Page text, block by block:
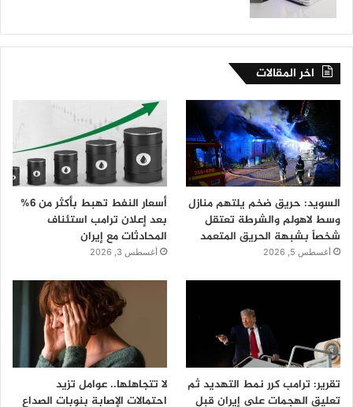
اخر المقالات
السويد: حريق ضخم يلتهم منازل
وسط لاهولم والشرطة تعتقل
شخصاً بشبهة الحريق المتعمد
أغسطس 5, 2026
أسعار النفط تهبط بأكثر من 6%
بعد إعلان ترامب استئناف
المحادثات مع إيران
أغسطس 3, 2026
تقرير: ترامب كرر نمط التهديد ثم
تعليق الهجمات على إيران قبل
لا تتجاهلها.. عوامل تزيد
احتمالات الإصابة بنوبات الصداع